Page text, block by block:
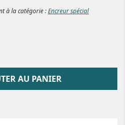
à la catégorie :Encreur spécial
AU PANIER